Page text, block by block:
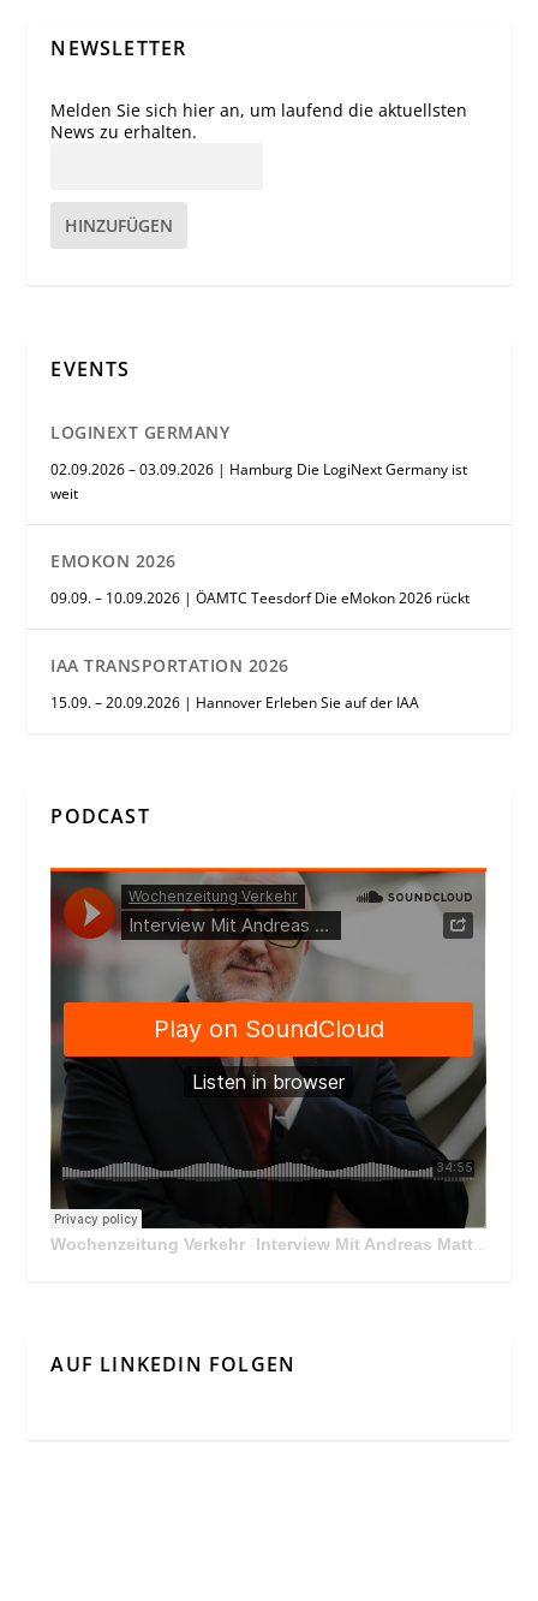
NEWSLETTER
Melden Sie sich hier an, um laufend die aktuellsten
News zu erhalten.
HINZUFÜGEN
EVENTS
LOGINEXT GERMANY
02.09.2026 – 03.09.2026 | Hamburg Die LogiNext Germany ist
weit
EMOKON 2026
09.09. – 10.09.2026 | ÖAMTC Teesdorf Die eMokon 2026 rückt
IAA TRANSPORTATION 2026
15.09. – 20.09.2026 | Hannover Erleben Sie auf der IAA
PODCAST
Wochenzeitung Verkehr · Interview Mit Andreas Matthä, CEO der ÖBB Holding
AUF LINKEDIN FOLGEN